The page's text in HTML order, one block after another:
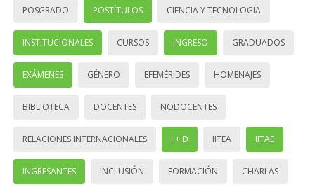
POSGRADO POSTÍTULOS CIENCIA Y TECNOLOGÍA
INSTITUCIONALES CURSOS INGRESO GRADUADOS
EXÁMENES GÉNERO EFEMÉRIDES HOMENAJES
BIBLIOTECA DOCENTES NODOCENTES
RELACIONES INTERNACIONALES I + D IITEA IITAE
INGRESANTES INCLUSIÓN FORMACIÓN CHARLAS